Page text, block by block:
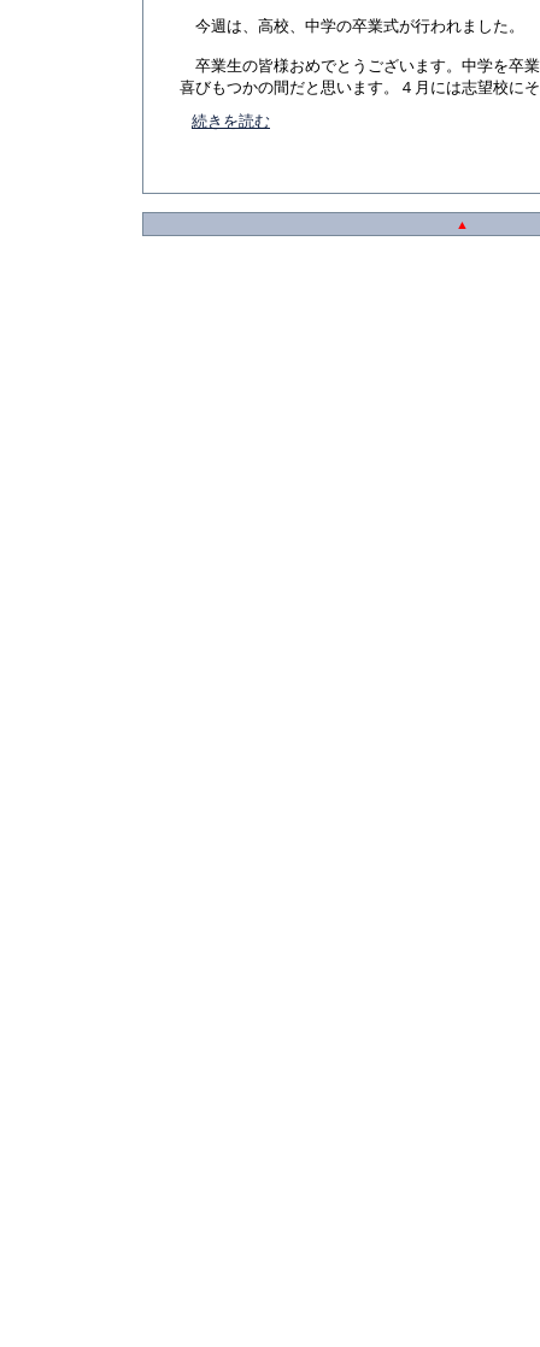
今週は、高校、中学の卒業式が行われました。
卒業生の皆様おめでとうございます。中学を卒
喜びもつかの間だと思います。４月には志望校に
続きを読む
▲